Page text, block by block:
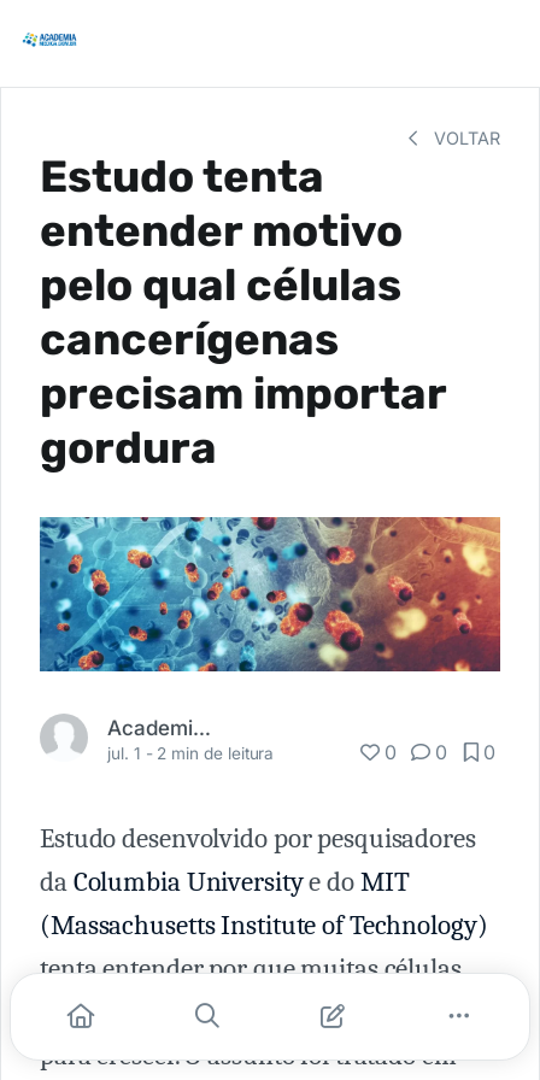
VOLTAR
Estudo tenta
entender motivo
pelo qual células
cancerígenas
precisam importar
gordura
Academia Médica
jul. 1 - 2 min de leitura 0 0 0
Estudo desenvolvido por pesquisadores
daColumbia Universitye doMIT
(Massachusetts Institute of Technology)
tenta entender por que muitas células
cancerígenas precisam importar gordura
para crescer. O assunto foi tratado em